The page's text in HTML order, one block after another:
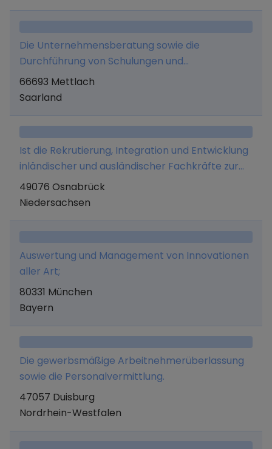
Die Unternehmensberatung sowie die
Durchführung von Schulungen und
Qualitätssicherungsarbeiten
66693 Mettlach
Saarland
Ist die Rekrutierung, Integration und Entwicklung
inländischer und ausländischer Fachkräfte zur
nachhaltigen Stellenbesetzung sowie die
einhergehende Entwicklung einer digitalen
49076 Osnabrück
Niedersachsen
Auswertung und Management von Innovationen
aller Art;
80331 München
Bayern
Die gewerbsmäßige Arbeitnehmerüberlassung
sowie die Personalvermittlung.
47057 Duisburg
Nordrhein-Westfalen